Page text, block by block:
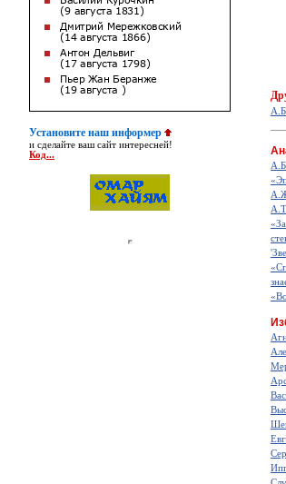
Установите наш информер
и сделайте ваш сайт интересней!
Код...